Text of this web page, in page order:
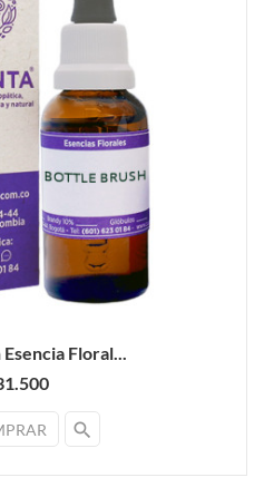
Floral...
search